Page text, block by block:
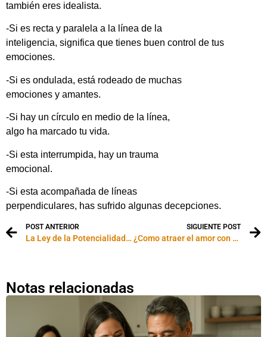
también eres idealista.
-Si es recta y paralela a la línea de la
inteligencia, significa que tienes buen control de tus
emociones.
-Si es ondulada, está rodeado de muchas
emociones y amantes.
-Si hay un círculo en medio de la línea,
algo ha marcado tu vida.
-Si esta interrumpida, hay un trauma
emocional.
-Si esta acompañada de líneas
perpendiculares, has sufrido algunas decepciones.
POST ANTERIOR
La Ley de la Potencialidad Pura
SIGUIENTE POST
¿Como atraer el amor con velas?
Notas relacionadas